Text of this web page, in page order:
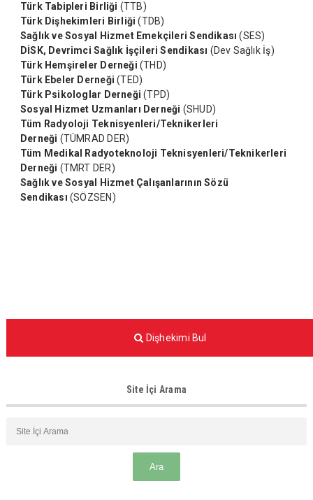
Türk Tabipleri Birliği (TTB)
Türk Dişhekimleri Birliği (TDB)
Sağlık ve Sosyal Hizmet Emekçileri Sendikası (SES)
DİSK, Devrimci Sağlık İşçileri Sendikası (Dev Sağlık İş)
Türk Hemşireler Derneği (THD)
Türk Ebeler Derneği(TED)
Türk Psikologlar Derneği(TPD)
Sosyal Hizmet Uzmanları Derneği (SHUD)
Tüm Radyoloji Teknisyenleri/Teknikerleri
Derneği (TÜMRAD DER)
Tüm Medikal Radyoteknoloji Teknisyenleri/Teknikerleri
Derneği (TMRT DER)
Sağlık ve Sosyal Hizmet Çalışanlarının Sözü
Sendikası(SÖZSEN)
Dişhekimi Bul
Site İçi Arama